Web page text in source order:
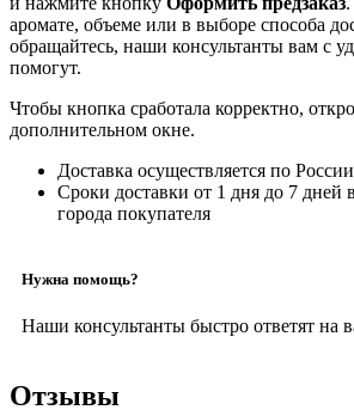
аромате, объеме или в выборе способа
обращайтесь, наши консультанты вам с
помогут.
Чтобы кнопка сработала корректно,
дополнительном окне.
Доставка осуществляется по России
Сроки доставки от 1 дня до 7 дней
города покупателя
Нужна помощь?
Наши консультанты быстро ответят на
Отзывы